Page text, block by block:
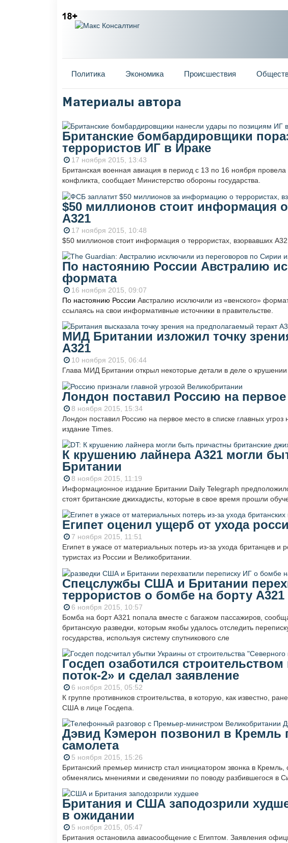
Главное меню
Политика Экономика Происшествия
Вы здесь
Материалы автора
Британские бомбардировщики
террористов ИГ в Ираке
17 ноября 2015, 13:43
Британская военная авиация в период с 13 по 16 ноября
конфликта, сообщает Министерство обороны государства.
$50 миллионов стоит информация
А321
17 ноября 2015, 10:48
$50 миллионов стоит информация о террористах, взорвавших
По настоянию России Австралию
формата
16 ноября 2015, 09:07
По настоянию России Австралию исключили из «венского»
ссылаясь на свои информативные источники в правительстве.
МИД Британии изложил точку
А321
10 ноября 2015, 06:44
Глава МИД Британии открыл некоторые детали в деле о крушении
Лондон поставил Россию на первое
8 ноября 2015, 15:34
Лондон поставил Россию на первое место в списке главных
издание Times.
К крушению лайнера А321 могли
Британии
8 ноября 2015, 11:19
Информационное издание Британии Daily Telegraph
стоят британские джихадисты, которые в свое время прошли
Египет оценил ущерб от ухода
7 ноября 2015, 11:51
Египет в ужасе от материальных потерь из-за ухода британцев и
туристах из России и Великобритании.
Спецслужбы США и Британии
террористов о бомбе на борту А321
6 ноября 2015, 10:57
Бомба на борт А321 попала вместе с багажом пассажиров,
британскую разведки, которым якобы удалось отследить
государства, используя систему спутникового сле
Госдеп озаботился
поток-2» и сделал заявление
6 ноября 2015, 05:52
К группе противников строительства, в которую, как известно,
США в лице Госдепа.
Дэвид Кэмерон позвонил в Кремль
самолета
5 ноября 2015, 15:26
Британский премьер министр стал инициатором звонка в
обменялись мнениями и сведениями по поводу разбившегося в
Британия и США заподозрили
в ожидании
5 ноября 2015, 05:47
Британия остановила авиасообщение с Египтом. Заявления